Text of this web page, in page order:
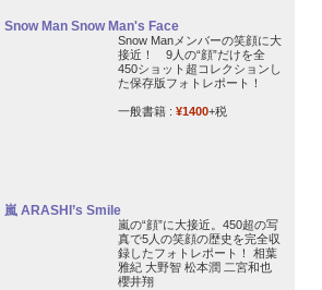
Snow Man Snow Man's Face
Snow Manメンバーの笑顔に大
接近！ 9人の“顔”だけを全
450ショット超コレクションし
た保存版フォトレポート！
一般書籍 : ¥1400+税
嵐 ARASHI’s Smile
嵐の“顔”に大接近。450超の写
真で5人の笑顔の歴史を完全収
録したフォトレポート！ 相葉
雅紀 大野智 松本潤 二宮和也
櫻井翔